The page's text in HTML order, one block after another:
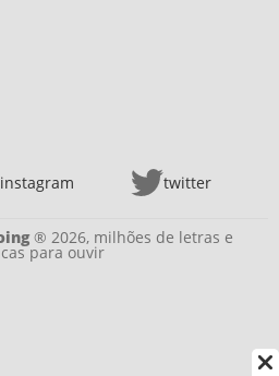
instagram twitter
® 2026, milhões de letras e
para ouvir